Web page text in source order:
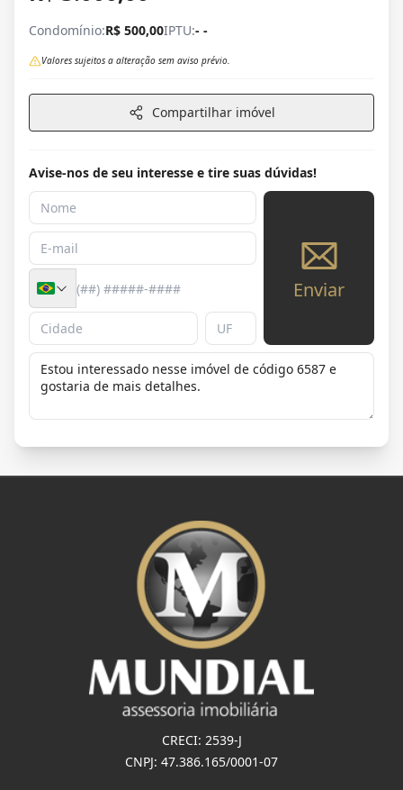
Condomínio:R$ 500,00IPTU:- -
Valores sujeitos a alteração sem aviso prévio.
Compartilhar imóvel
Avise-nos de seu interesse e tire suas dúvidas!
Enviar
CRECI: 2539-J
CNPJ: 47.386.165/0001-07